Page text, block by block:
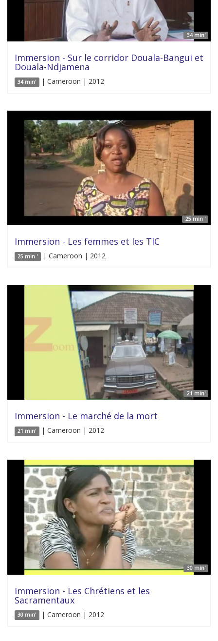
34 min'
Immersion - Sur le corridor Douala-Bangui et
Douala-Ndjamena
34 min' | Cameroon | 2012
25 min '
Immersion - Les femmes et les TIC
25 min ' | Cameroon | 2012
21 min'
Immersion - Le marché de la mort
21 min' | Cameroon | 2012
30 min'
Immersion - Les Chrétiens et les
Sacramentaux
30 min' | Cameroon | 2012